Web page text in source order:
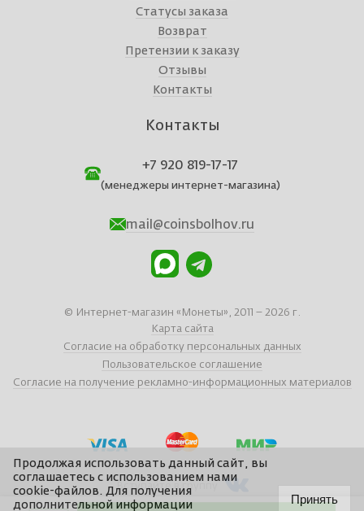
Статусы заказа
Возврат
Претензии к заказу
Отзывы
Контакты
Контакты
+7 920 819-17-17
(менеджеры интернет-магазина)
mail@coinsbolhov.ru
© Интернет-магазин «Монеты», 2011 – 2026 г.
Карта сайта
Согласие на обработку персональных данных
Пользовательское соглашение
Согласие на получение рекламно-информационных материалов
Вступайте в группу
Продолжая использовать данный сайт, вы
соглашаетесь с использованием нами
cookie-файлов. Для получения
дополнительной информации
Принять